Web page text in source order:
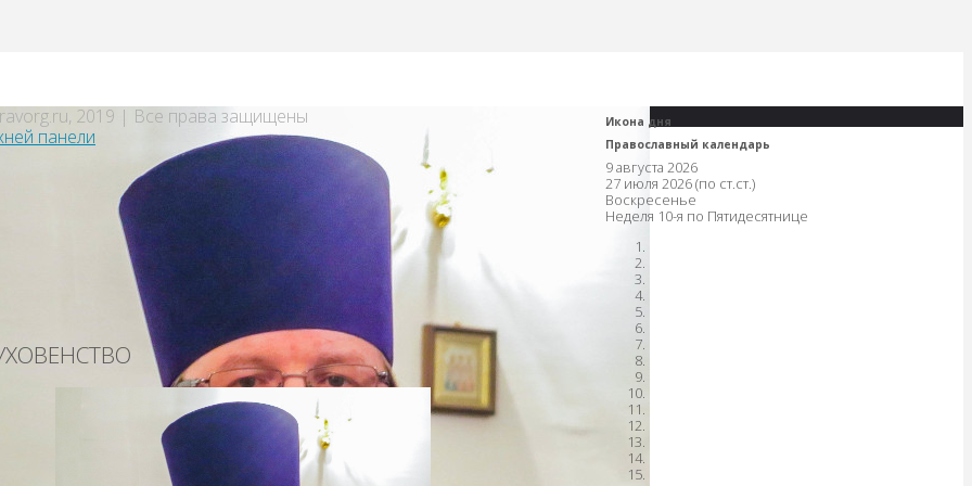
страница ДУХОВЕНСТВО
Икона дня
Православный календарь
9 августа 2026
27 июля 2026 (по ст.ст.)
Воскресенье
Неделя 10-я по Пятидесятнице
2019 | Все права защищены
панели